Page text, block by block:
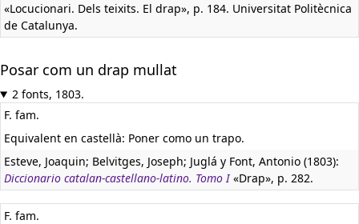
«Locucionari. Dels teixits. El drap», p. 184. Universitat Politècnica
de Catalunya.
Posar com un drap mullat
2 fonts, 1803.
F. fam.
Equivalent en castellà: Poner como un trapo.
Esteve, Joaquin; Belvitges, Joseph; Juglá y Font, Antonio (1803):
Diccionario catalan-castellano-latino. Tomo I«Drap», p. 282.
F. fam.